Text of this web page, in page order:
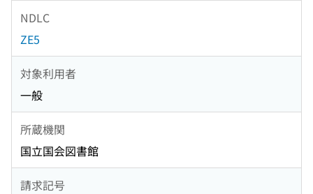
NDLC
ZE5
対象利用者
一般
所蔵機関
国立国会図書館
請求記号